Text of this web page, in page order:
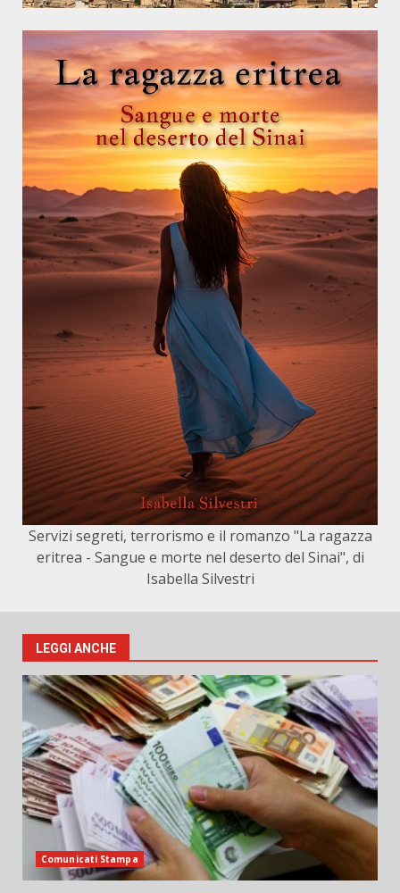
Servizi segreti, terrorismo e il romanzo "La ragazza
eritrea - Sangue e morte nel deserto del Sinai", di
Isabella Silvestri
LEGGI ANCHE
Comunicati Stampa